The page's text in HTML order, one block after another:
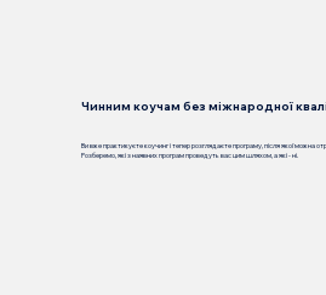
Чинним коучам без міжнародної
Ви вже практикуєте коучинг і тепер розглядаєте програму, після якої можна
Розберемо, які з наявних програм проведуть вас цим шляхом, а які - ні.